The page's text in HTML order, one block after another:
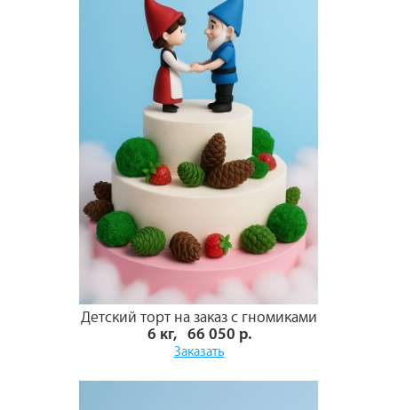
Детский торт на заказ с гномиками
6 кг, 66 050 р.
Заказать